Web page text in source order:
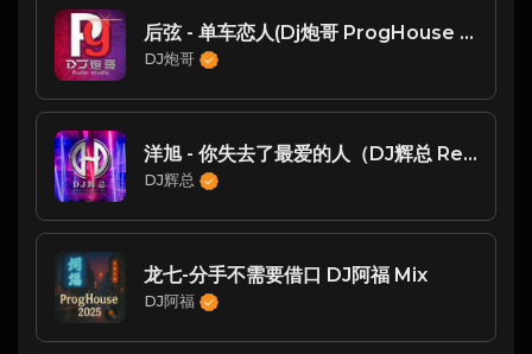
后弦 - 单车恋人(Dj炮哥 ProgHouse Rmx 2023)
DJ炮哥
洋旭 - 你失去了最爱的人（DJ辉总 ReMix)
DJ辉总
龙七-分手不需要借口 DJ阿福 Mix
DJ阿福